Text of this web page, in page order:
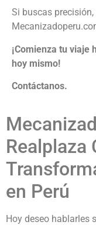
Si buscas
¡Comienza tu viaje
hoy mismo!
Contáctanos.
Realplaza
en Perú
Hoy deseo hablarles